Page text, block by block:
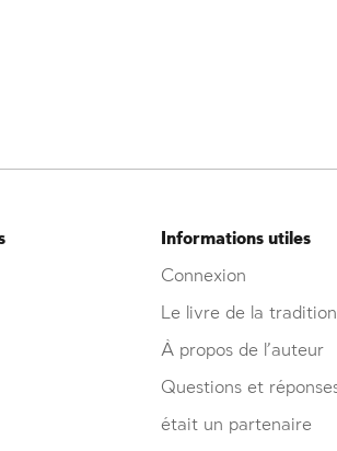
Informations utiles
Connexion
Le livre de la
À propos de l’auteur
Questions et
était un partenaire